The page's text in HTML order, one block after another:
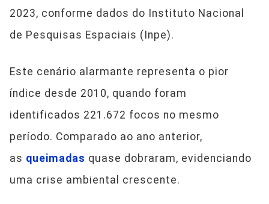
2023, conforme dados do Instituto Nacional
de Pesquisas Espaciais (Inpe).
Este cenário alarmante representa o pior
índice desde 2010, quando foram
identificados 221.672 focos no mesmo
período. Comparado ao ano anterior,
as queimadas quase dobraram, evidenciando
uma crise ambiental crescente.